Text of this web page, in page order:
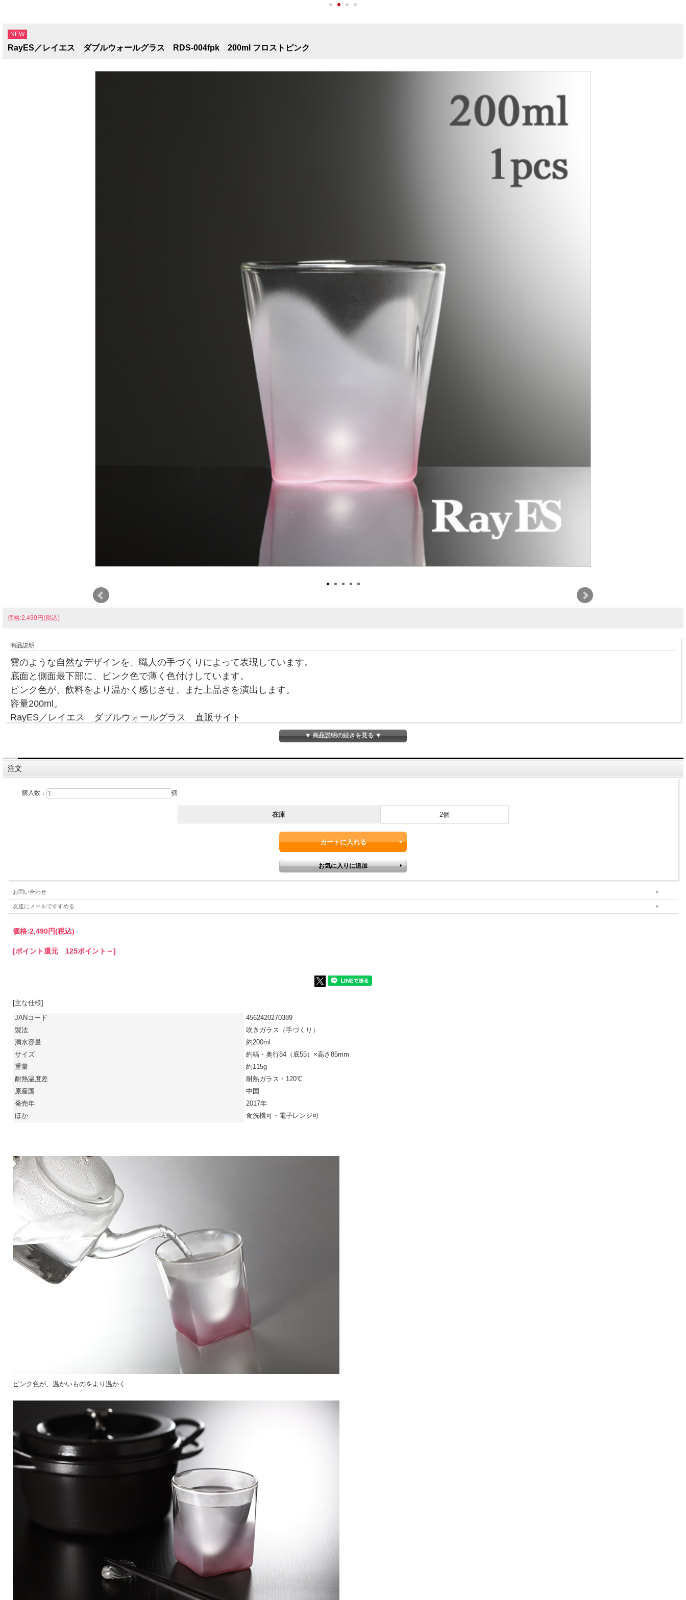
NEW
RayES／レイエス ダブルウォールグラス RDS-004fpk 200ml フロストピンク
価格:2,490円(税込)
商品説明
雲のような自然なデザインを、職人の手づくりによって表現しています。
底面と側面最下部に、ピンク色で薄く色付けしています。
ピンク色が、飲料をより温かく感じさせ、また上品さを演出します。
容量200ml。
RayES／レイエス ダブルウォールグラス 直販サイト
▼ 商品説明の続きを見る ▼
注文
購入数： 個
在庫 2個
お問い合わせ
友達にメールですすめる
価格:2,490円(税込)
[ポイント還元 125ポイント～]
[主な仕様]
JANコード
4562420270389
製法
吹きガラス（手づくり）
満水容量
約200ml
サイズ
約幅・奥行84（底55）×高さ85mm
重量
約115g
耐熱温度差
耐熱ガラス・120℃
原産国
中国
発売年
2017年
ほか
食洗機可・電子レンジ可
ピンク色が、温かいものをより温かく